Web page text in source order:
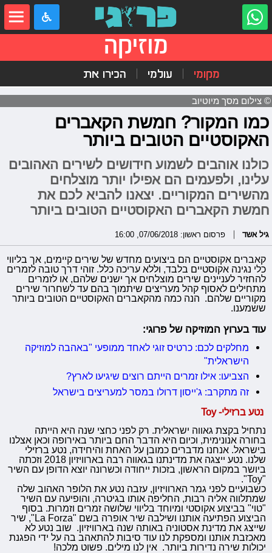
מוזיקה
מקומי עולמי הכירו את
© צילום מסך מיוטיוב
כמו המקור? חמשת הקאברים
האקוסטיים הטובים ביותר
כולנו אוהבים לשמוע חידושים לשירים האהובים
עלינו, ולפעמים הם אפילו יותר מוצלחים
מהשירים המקוריים. יצאנו להביא לכם את
חמשת הקאברים האקוסטיים הטובים ביותר
גיל אשד פרסום ראשון: 07/06/2018, 16:00
קאברים אקוסטיים הם ביצועים מחדש של שירים קיימים, אך בליווי
כלי נגינה אקוסטיים בלבד, וללא עריכה כלל. זוהי דרך טובה לזמרים
להחזיר לעניינים שירים מוצלחים אך ישנים שלהם, או לזמרים
מתחילים לאסוף קהל מעריצים שיתמוך בהם עד לשחרור שירים
מקוריים שלהם. הנה כמה מהקאברים האקוסטיים הטובים ביותר
ששמענו.
עוד בערוץהמוזיקה של פרוגי:
מחלקים לכם: כרטיס זוגי לאחד ממופעי "באהבה למוזיקה
הישראלית"
הצביעו: אילו זמרים הייתם רוצים שיגיעו לארץ?
זה מתקרב: ג'ייסון דרולו במסר למעריצים בישראל
נטע ברזילי- Toy
נתחיל בקצת גאווה ישראלית. רק לפני כחצי שנה היא הייתה
בחורה אנונימית, וכיום היא הדבר החם ביותר באירופה וכאן אצלנו
בישראל. אנחנו מדברים כמובן על האחת והיחידה, נטע ברזילי
שלנו. נטע ייצגה את מדינתנו בגאווה רבה בארוויזיון 2018 וזכתה
ביושר במקום הראשון, בזכות ייחודה וכשרונה יוצא הדופן עם השיר
"Toy".
כשבועיים לפני גמר הארוויזיון, עזבה נטע את הלופר האהוב שלה
שמתלווה אליה רבות, החליפה אותו בגיטרה, והופיעה עם השיר
"טוי" בביצוע אקוסטי ומיוחד בליווי שלושה זמרים וזמרות. בסוף
הביצוע הפתיעה אותנו ושילבה שיר אופרה בשם "La Forza", שיר
שייצג את מדינת אסטוניה באותה שנה בארוויזיון. שוב נטע לא
מאכזבת אותנו ומספקת לנו עוד סיבות להתאהב בה על ידי הפגנת
יכולות שירה נדירות ביותר. אין לנו מילים. פשוט מלכה!